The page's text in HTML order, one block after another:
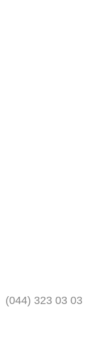
(044) 323 03 03